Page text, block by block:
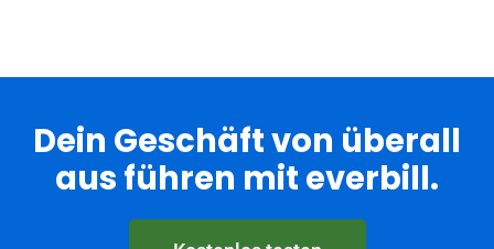
Dein Geschäft von überall
aus führen mit everbill.